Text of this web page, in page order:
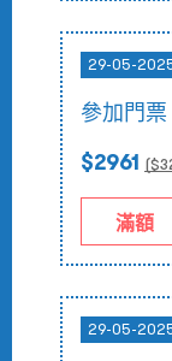
29-05-
參加門票
$2961 ($
滿額
29-05-